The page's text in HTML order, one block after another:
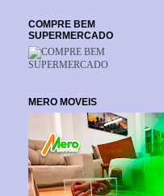
COMPRE BEM
SUPERMERCADO
MERO MOVEIS